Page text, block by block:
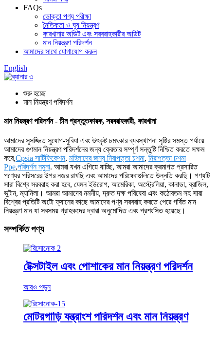
FAQs
ভোক্তা পণ্য পরীক্ষা
নৈতিকতা ও ঘুষ নিয়ন্ত্রণ
কারখানার অডিট এবং সরবরাহকারীর অডিট
মান নিয়ন্ত্রণ পরিদর্শন
আমাদের সাথে যোগাযোগ করুন
English
শুরু হচ্ছে
মান নিয়ন্ত্রণ পরিদর্শন
মান নিয়ন্ত্রণ পরিদর্শন - চীন প্রস্তুতকারক, সরবরাহকারী, কারখানা
আমাদের সুসজ্জিত সুযোগ-সুবিধা এবং উৎকৃষ্ট চমৎকার ব্যবস্থাপনা সৃষ্টির সমস্ত পর্যায়ে
আমাদের গুণমান নিয়ন্ত্রণ পরিদর্শনের জন্য ক্রেতার সম্পূর্ণ সন্তুষ্টি নিশ্চিত করতে সক্ষম
করে,Cpsia সার্টিফিকেশন, মহিলাদের জন্য নিরাপত্তা চশমা, নিরাপত্তা চশমা
Ppe,পরিদর্শন নমুনা. আমরা যখন এগিয়ে যাচ্ছি, আমরা আমাদের ক্রমাগত প্রসারিত
পণ্যের পরিসরের উপর নজর রাখছি এবং আমাদের পরিষেবাগুলিতে উন্নতি করছি। পণ্যটি
সারা বিশ্বে সরবরাহ করা হবে, যেমন ইউরোপ, আমেরিকা, অস্ট্রেলিয়া, কানাডা, ব্রাজিল,
ভুটান, ম্যানিলা। আমরা আমাদের নমনীয়, দ্রুত দক্ষ পরিষেবা এবং কঠোরতম সহ সারা
বিশ্বের প্রতিটি অটো ফ্যানের কাছে আমাদের পণ্য সরবরাহ করতে পেরে গর্বিত মান
নিয়ন্ত্রণ মান যা সবসময় গ্রাহকদের দ্বারা অনুমোদিত এবং প্রশংসিত হয়েছে।
সম্পর্কিত পণ্য
টেক্সটাইল এবং পোশাকের মান নিয়ন্ত্রণ পরিদর্শন
আরও পড়ুন
মোটরগাড়ি যন্ত্রাংশ পরিদর্শন এবং মান নিয়ন্ত্রণ